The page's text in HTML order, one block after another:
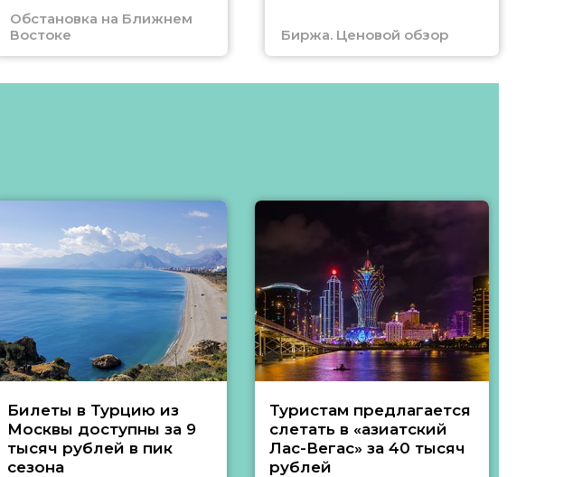
Обстановка на Ближнем
Востоке
Биржа. Ценовой обзор
Билеты в Турцию из
Москвы доступны за 9
тысяч рублей в пик
сезона
Туристам предлагается
слетать в «азиатский
Лас-Вегас» за 40 тысяч
рублей